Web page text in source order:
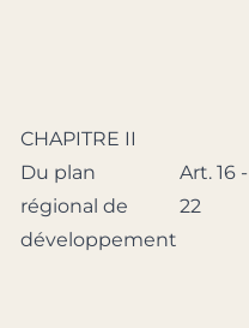
CHAPITRE II
Du plan
régional de
développement
Art. 16 -
22